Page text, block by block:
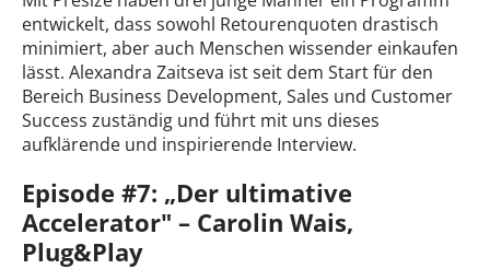
entwickelt, dass sowohl Retourenquoten drastisch
minimiert, aber auch Menschen wissender einkaufen
lässt. Alexandra Zaitseva ist seit dem Start für den
Bereich Business Development, Sales und Customer
Success zuständig und führt mit uns dieses
aufklärende und inspirierende Interview.
Episode #7: „Der ultimative
Accelerator" – Carolin Wais,
Plug&Play